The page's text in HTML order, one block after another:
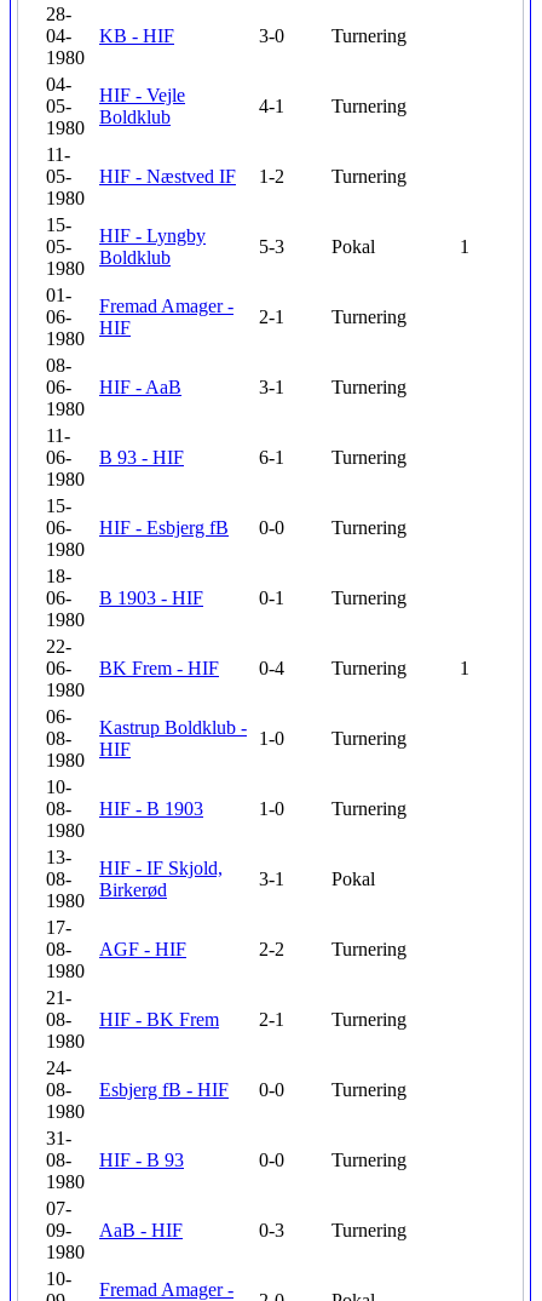
28-
04-
1980
KB - HIF 3-0 Turnering
04-
05-
1980
HIF - Vejle
Boldklub
4-1 Turnering
11-
05-
1980
HIF - Næstved IF 1-2 Turnering
15-
05-
1980
HIF - Lyngby
Boldklub
5-3 Pokal 1
01-
06-
1980
Fremad Amager -
HIF
2-1 Turnering
08-
06-
1980
HIF - AaB 3-1 Turnering
11-
06-
1980
B 93 - HIF 6-1 Turnering
15-
06-
1980
HIF - Esbjerg fB 0-0 Turnering
18-
06-
1980
B 1903 - HIF 0-1 Turnering
22-
06-
1980
BK Frem - HIF 0-4 Turnering 1
06-
08-
1980
Kastrup Boldklub -
HIF
1-0 Turnering
10-
08-
1980
HIF - B 1903 1-0 Turnering
13-
08-
1980
HIF - IF Skjold,
Birkerød
3-1 Pokal
17-
08-
1980
AGF - HIF 2-2 Turnering
21-
08-
1980
HIF - BK Frem 2-1 Turnering
24-
08-
1980
Esbjerg fB - HIF 0-0 Turnering
31-
08-
1980
HIF - B 93 0-0 Turnering
07-
09-
1980
AaB - HIF 0-3 Turnering
10-
Fremad Amager -